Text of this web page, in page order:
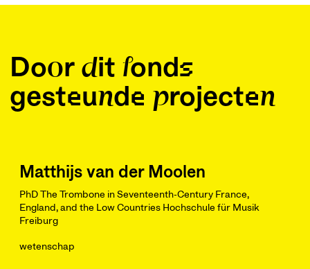
Door dit fonds
gesteunde projecten
Matthijs van der Moolen
PhD The Trombone in Seventeenth-Century France,
England, and the Low Countries Hochschule für Musik
Freiburg
wetenschap